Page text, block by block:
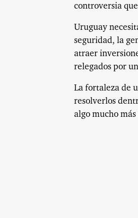
controversia
Uruguay
seguridad, la
atraer
relegados por
La fortaleza de
resolverlos
algo mucho